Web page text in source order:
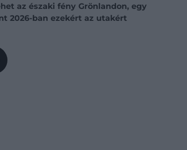
az északi fény Grönlandon, egy
2026-ban ezekért az utakért